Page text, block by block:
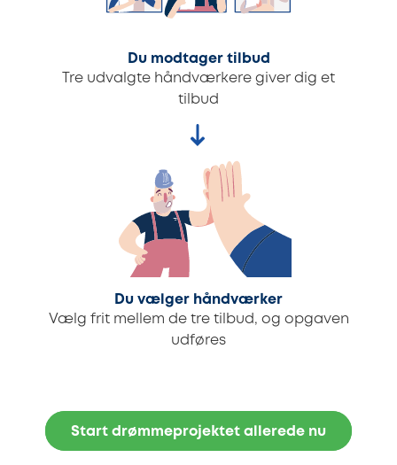
Du modtager tilbud
Tre udvalgte håndværkere giver dig et
tilbud
Du vælger håndværker
Vælg frit mellem de tre tilbud, og opgaven
udføres
Start drømmeprojektet allerede nu